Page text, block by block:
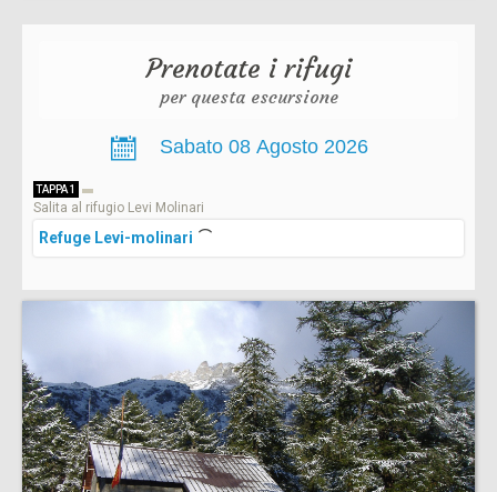
Prenotate i rifugi
per questa escursione
TAPPA 1
Salita al rifugio Levi Molinari
Refuge Levi-molinari